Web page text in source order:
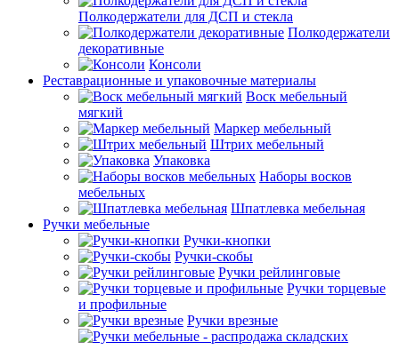
Полкодержатели для ДСП и стекла
Полкодержатели
декоративные
Консоли
Реставрационные и упаковочные материалы
Воск мебельный
мягкий
Маркер мебельный
Штрих мебельный
Упаковка
Наборы восков
мебельных
Шпатлевка мебельная
Ручки мебельные
Ручки-кнопки
Ручки-скобы
Ручки рейлинговые
Ручки торцевые
и профильные
Ручки врезные